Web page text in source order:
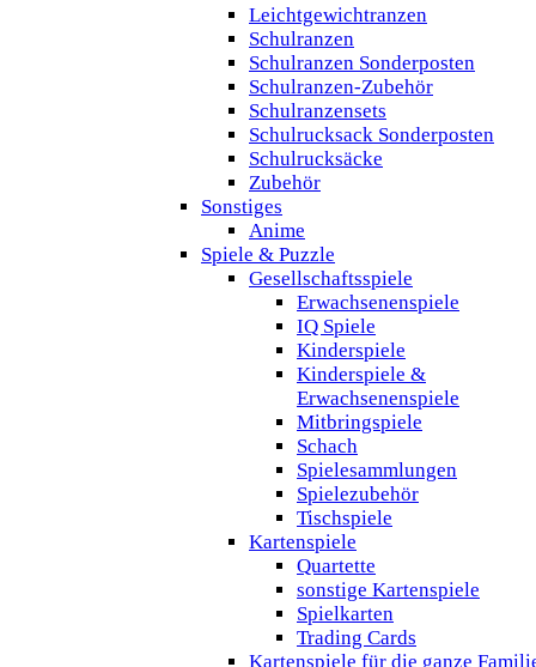
Leichtgewichtranzen
Schulranzen
Schulranzen Sonderposten
Schulranzen-Zubehör
Schulranzensets
Schulrucksack Sonderposten
Schulrucksäcke
Zubehör
Sonstiges
Anime
Spiele & Puzzle
Gesellschaftsspiele
Erwachsenenspiele
IQ Spiele
Kinderspiele
Kinderspiele &
Erwachsenenspiele
Mitbringspiele
Schach
Spielesammlungen
Spielezubehör
Tischspiele
Kartenspiele
Quartette
sonstige Kartenspiele
Spielkarten
Trading Cards
Kartenspiele für die ganze